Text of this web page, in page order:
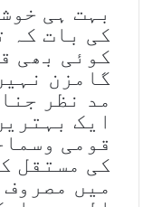
بہت ہی
کی بات کہ
کوئی بھی
گامزن
مد نظر
ایک
قومی
کی مستقل
میں